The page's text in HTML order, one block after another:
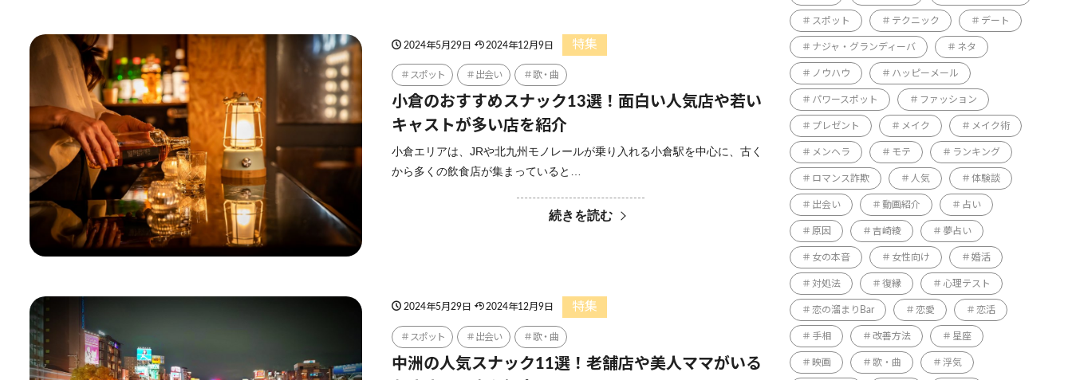
2024年5月29日 2024年12月9日 特集
スポット 出会い 歌・曲
小倉のおすすめスナック13選！面白い人気店や若い
キャストが多い店を紹介
小倉エリアは、JRや北九州モノレールが乗り入れる小倉駅を中心に、古く
から多くの飲食店が集まっていると…
続きを読む
2024年5月29日 2024年12月9日 特集
スポット 出会い 歌・曲
中洲の人気スナック11選！老舗店や美人ママがいる
スポット テクニック デート
ナジャ・グランディーバ ネタ
ノウハウ ハッピーメール
パワースポット ファッション
プレゼント メイク メイク術
メンヘラ モテ ランキング
ロマンス詐欺 人気 体験談
出会い 動画紹介 占い
原因 吉崎綾 夢占い
女の本音 女性向け 婚活
対処法 復縁 心理テスト
恋の溜まりBar 恋愛 恋活
手相 改善方法 星座
映画 歌・曲 浮気